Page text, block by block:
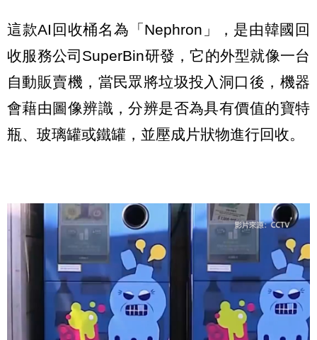
這款AI回收桶名為「Nephron」，是由韓國回
收服務公司SuperBin研發，它的外型就像一台
自動販賣機，當民眾將垃圾投入洞口後，機器
會藉由圖像辨識，分辨是否為具有價值的寶特
瓶、玻璃罐或鐵罐，並壓成片狀物進行回收。